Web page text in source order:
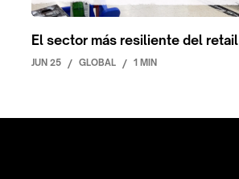
El sector más resiliente del retail
JUN 25 / GLOBAL / 1 MIN